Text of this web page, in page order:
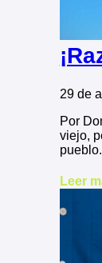
29 de
Por
viejo,
Leer